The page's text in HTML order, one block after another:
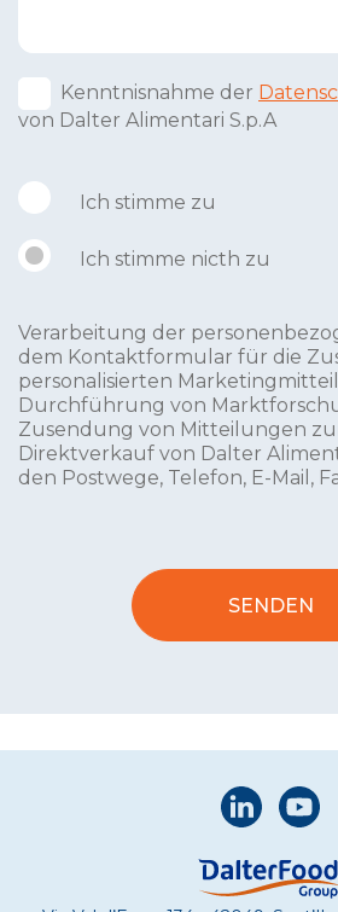
Kenntnisnahme der
von Dalter Alimentari S.p.A
Ich stimme zu
Ich stimme nicth zu
Verarbeitung der
dem Kontaktformular für die
personalisierten
Durchführung von
Zusendung von Mitteilungen
Direktverkauf von Dalter
den Postwege, Telefon, E-Mail,